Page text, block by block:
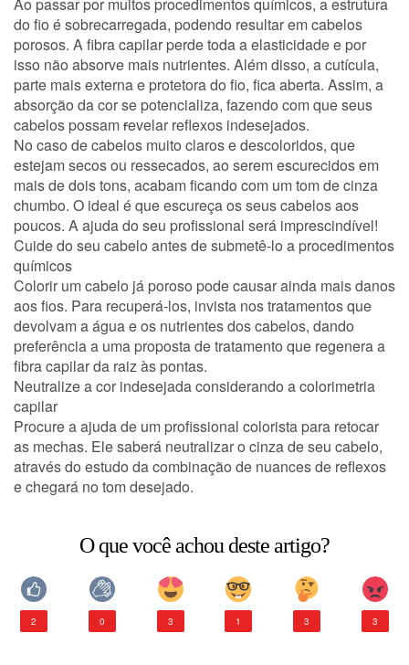
Ao passar por muitos procedimentos químicos, a estrutura
do fio é sobrecarregada, podendo resultar emcabelos
porosos. A fibra capilar perde toda a elasticidade e por
isso não absorve mais nutrientes. Além disso, a cutícula,
parte mais externa e protetora do fio, fica aberta. Assim, a
absorção da cor se potencializa, fazendo com que seus
cabelos possamrevelar reflexos indesejados.
No caso de cabelos muito claros e descoloridos, que
estejam secos ou ressecados, ao serem escurecidos em
mais de dois tons, acabam ficando com um tom decinza
chumbo. O ideal é que escureça os seus cabelos aos
poucos. A ajuda do seu profissional será imprescindível!
Cuide do seu cabelo antes de submetê-lo a procedimentos
químicos
Colorir um cabelo já poroso pode causar ainda mais danos
aos fios. Para recuperá-los, invista nos tratamentos que
devolvam a água e os nutrientes dos cabelos, dando
preferência a uma proposta de tratamento que regenera a
fibra capilar da raiz às pontas.
Neutralize a cor indesejada considerando a colorimetria
capilar
Procure a ajuda de um profissional colorista para retocar
as mechas. Ele saberá neutralizar o cinzade seu cabelo,
através do estudo da combinação de nuances de reflexos
e chegará no tom desejado.
O que você achou deste artigo?
2 0 3 1 3 3